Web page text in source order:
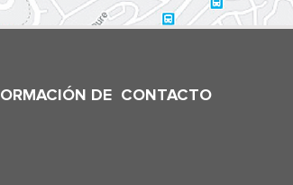
DE CONTACTO